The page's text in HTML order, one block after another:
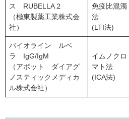
ス RUBELLA２
（極東製薬工業株式会
社）
免疫比混濁
法
(LTI法)
バイオライン ルベ
ラ IgG/IgM
（アボット ダイアグ
ノスティックメディカ
ル株式会社）
イムノクロ
マト法
(ICA法)